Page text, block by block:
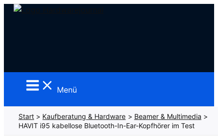
Zum
Menü
Start Kaufberatung & Hardware
Beamer & Multimedia
HAVIT i95 kabellose Bluetooth-In-Ear-Kopfhörer im Test